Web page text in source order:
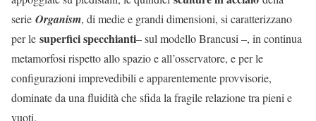
serie Organism, di medie e grandi dimensioni, si caratterizzano
per le superfici specchianti– sul modello Brancusi –, in continua
metamorfosi rispetto allo spazio e all’osservatore, e per le
configurazioni imprevedibili e apparentemente provvisorie,
dominate da una fluidità che sfida la fragile relazione tra pieni e
vuoti.